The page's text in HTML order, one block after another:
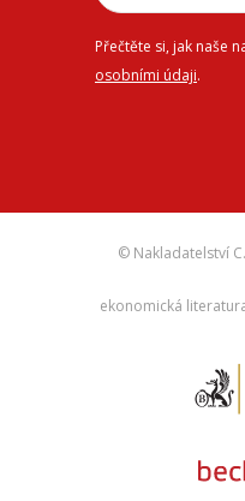
Přečtěte si, jak naše
osobními údaji.
© Nakladatelství
ekonomická